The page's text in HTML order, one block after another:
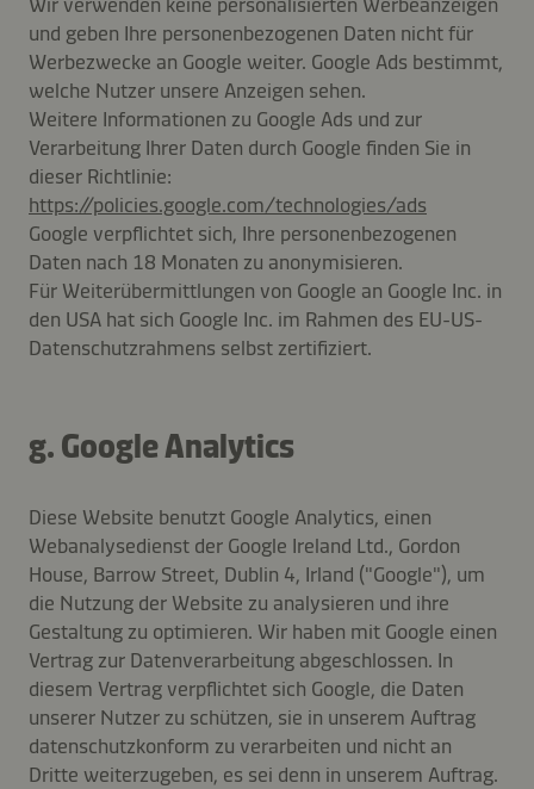
und geben Ihre personenbezogenen Daten nicht für
Werbezwecke an Google weiter. Google Ads bestimmt,
welche Nutzer unsere Anzeigen sehen.
Weitere Informationen zu Google Ads und zur
Verarbeitung Ihrer Daten durch Google finden Sie in
dieser Richtlinie:
https://policies.google.com/technologies/ads
Google verpflichtet sich, Ihre personenbezogenen
Daten nach 18 Monaten zu anonymisieren.
Für Weiterübermittlungen von Google an Google Inc. in
den USA hat sich Google Inc. im Rahmen des EU-US-
Datenschutzrahmens selbst zertifiziert.
g. Google Analytics
Diese Website benutzt Google Analytics, einen
Webanalysedienst der Google Ireland Ltd., Gordon
House, Barrow Street, Dublin 4, Irland ("Google"), um
die Nutzung der Website zu analysieren und ihre
Gestaltung zu optimieren. Wir haben mit Google einen
Vertrag zur Datenverarbeitung abgeschlossen. In
diesem Vertrag verpflichtet sich Google, die Daten
unserer Nutzer zu schützen, sie in unserem Auftrag
datenschutzkonform zu verarbeiten und nicht an
Dritte weiterzugeben, es sei denn in unserem Auftrag.